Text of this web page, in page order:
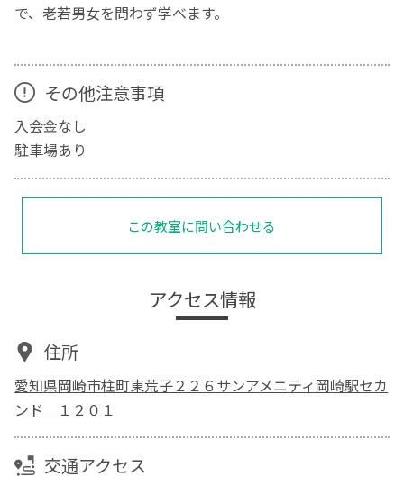
で、老若男女を問わず学べます。
その他注意事項
入会金なし
駐車場あり
この教室に問い合わせる
アクセス情報
住所
愛知県岡崎市柱町東荒子２２６サンアメニティ岡崎駅セカ
ンド １２０１
交通アクセス